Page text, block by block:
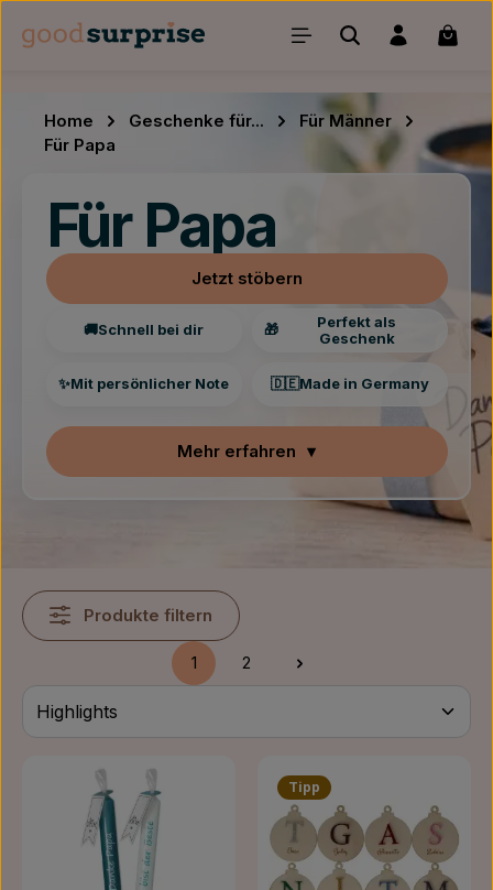
Zum Hauptinhalt springen
Home Geschenke für...
Für Männer
Für Papa
Für Papa
Jetzt stöbern
🚚Schnell bei dir 🎁
Perfekt als
Geschenk
✨Mit persönlicher Note 🇩🇪Made in Germany
Mehr erfahren ▾
Produkte filtern
Seite
1
Seite
2
Tipp